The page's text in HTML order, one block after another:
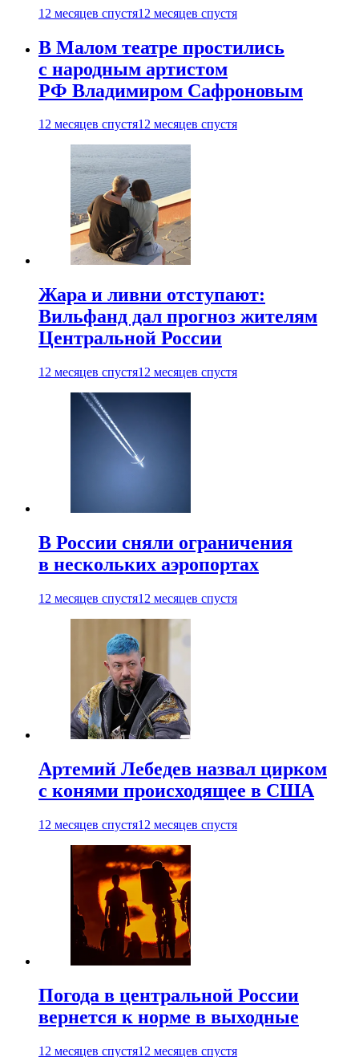
12 месяцев спустя12 месяцев спустя
В Малом театре простились
с народным артистом
РФ Владимиром Сафроновым
12 месяцев спустя12 месяцев спустя
Жара и ливни отступают:
Вильфанд дал прогноз жителям
Центральной России
12 месяцев спустя12 месяцев спустя
В России сняли ограничения
в нескольких аэропортах
12 месяцев спустя12 месяцев спустя
Артемий Лебедев назвал цирком
с конями происходящее в США
12 месяцев спустя12 месяцев спустя
Погода в центральной России
вернется к норме в выходные
12 месяцев спустя12 месяцев спустя